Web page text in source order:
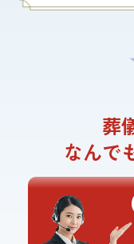
葬
なんで